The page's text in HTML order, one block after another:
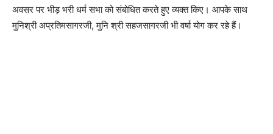
अवसर पर भीड़ भरी धर्म सभा को संबोधित करते हुए व्यक्त किए। आपके साथ
मुनिश्री अप्रतिमसागरजी, मुनि श्री सहजसागरजी भी वर्षा योग कर रहे हैं।